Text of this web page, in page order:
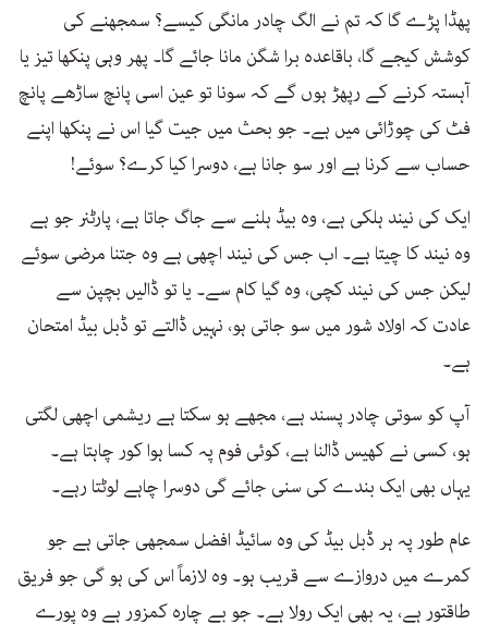
پھڈا پڑے گا کہ تم نے الگ چادر مانگی کیسے؟ سمجھنے کی
کوشش کیجے گا، باقاعدہ برا شگن مانا جائے گا۔ پھر وہی پنکھا تیز یا
آہستہ کرنے کے رپھڑ ہوں گے کہ سونا تو عین اسی پانچ ساڑھے پانچ
فٹ کی چوڑائی میں ہے۔ جو بحث میں جیت گیا اس نے پنکھا اپنے
حساب سے کرنا ہے اور سو جانا ہے، دوسرا کیا کرے؟ سوئے!
ایک کی نیند ہلکی ہے، وہ بیڈ ہلنے سے جاگ جاتا ہے، پارٹنر جو ہے
وہ نیند کا چیتا ہے۔ اب جس کی نیند اچھی ہے وہ جتنا مرضی سوئے
لیکن جس کی نیند کچی، وہ گیا کام سے۔ یا تو ڈالیں بچپن سے
عادت کہ اولاد شور میں سو جاتی ہو، نہیں ڈالتے تو ڈبل بیڈ امتحان
ہے۔
آپ کو سوتی چادر پسند ہے، مجھے ہو سکتا ہے ریشمی اچھی لگتی
ہو، کسی نے کھیس ڈالنا ہے، کوئی فوم پہ کسا ہوا کور چاہتا ہے۔
یہاں بھی ایک بندے کی سنی جائے گی دوسرا چاہے لوٹتا رہے۔
عام طور پہ ہر ڈبل بیڈ کی وہ سائیڈ افضل سمجھی جاتی ہے جو
کمرے میں دروازے سے قریب ہو۔ وہ لازماً اس کی ہو گی جو فریق
طاقتور ہے، یہ بھی ایک رولا ہے۔ جو بے چارہ کمزور ہے وہ پورے